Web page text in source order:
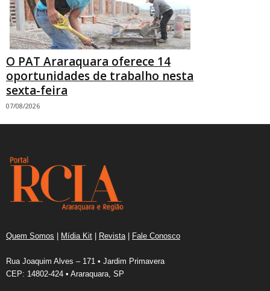
O PAT Araraquara oferece 14
oportunidades de trabalho nesta
sexta-feira
07/08/2026
Quem Somos | Mídia Kit | Revista | Fale Conosco
Rua Joaquim Alves – 171 • Jardim Primavera
CEP: 14802-424 • Araraquara, SP